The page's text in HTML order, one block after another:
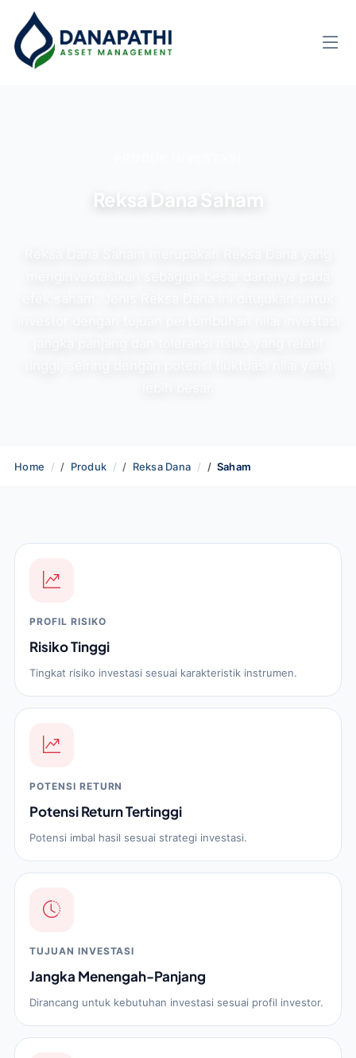
Reksa Dana Saham
Home Produk Reksa Dana Saham
PROFIL RISIKO
Risiko Tinggi
Tingkat risiko investasi sesuai karakteristik instrumen.
POTENSI RETURN
Potensi Return Tertinggi
Potensi imbal hasil sesuai strategi investasi.
TUJUAN INVESTASI
Jangka Menengah-Panjang
Dirancang untuk kebutuhan investasi sesuai profil investor.